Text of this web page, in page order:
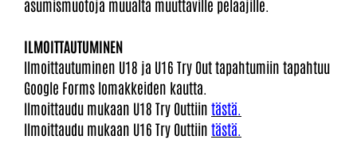
asumismuotoja muualta muuttaville pelaajille.
ILMOITTAUTUMINEN
Ilmoittautuminen U18 ja U16 Try Out tapahtumiin tapahtuu
Google Forms lomakkeiden kautta.
Ilmoittaudu mukaan U18 Try Outtiin tästä.
Ilmoittaudu mukaan U16 Try Outtiin tästä.